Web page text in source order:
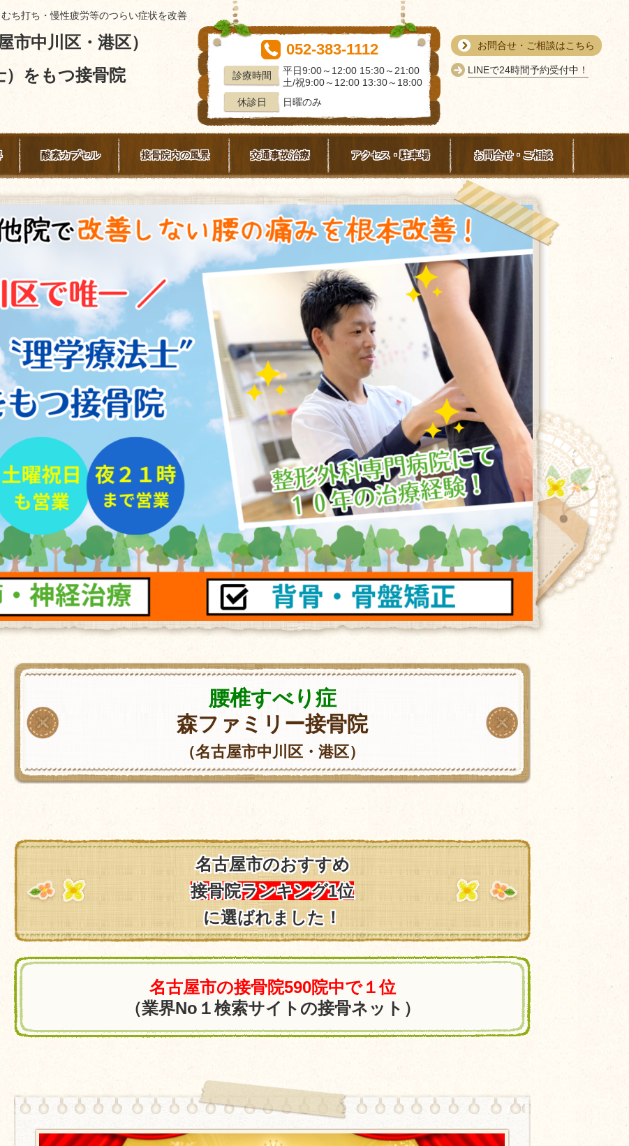
ち打ち・慢性疲労等のつらい症状を改善
市中川区・港区）
）をもつ接骨院
052-383-1112
診療時間
平日9:00～12:00 15:30～21:00
土/祝9:00～12:00 13:30～18:00
休診日
日曜のみ
お問合せ・ご相談はこちら
LINEで24時間予約受付中！
酸素カプセル 接骨院内の風景 交通事故治療 アクセス・駐車場 お問合せ・ご相談
腰椎すべり症
森ファミリー接骨院
（名古屋市中川区・港区）
名古屋市のおすすめ
接骨院ランキング1位
に選ばれました！
名古屋市の接骨院590院中で１位
（業界No１検索サイトの接骨ネット）